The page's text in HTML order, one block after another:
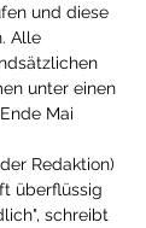
und diese
Alle
unter einen
Mai
Redaktion)
überflüssig
schreibt